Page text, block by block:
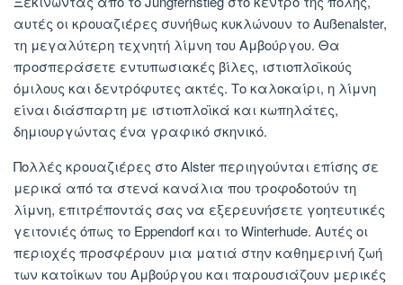
αυτές οι κρουαζιέρες συνήθως κυκλώνουν το Außenalster,
τη μεγαλύτερη τεχνητή λίμνη του Αμβούργου. Θα
προσπεράσετε εντυπωσιακές βίλες, ιστιοπλοϊκούς
όμιλους και δεντρόφυτες ακτές. Το καλοκαίρι, η λίμνη
είναι διάσπαρτη με ιστιοπλοϊκά και κωπηλάτες,
δημιουργώντας ένα γραφικό σκηνικό.
Πολλές κρουαζιέρες στο Alster περιηγούνται επίσης σε
μερικά από τα στενά κανάλια που τροφοδοτούν τη
λίμνη, επιτρέποντάς σας να εξερευνήσετε γοητευτικές
γειτονιές όπως το Eppendorf και το Winterhude. Αυτές οι
περιοχές προσφέρουν μια ματιά στην καθημερινή ζωή
των κατοίκων του Αμβούργου και παρουσιάζουν μερικές